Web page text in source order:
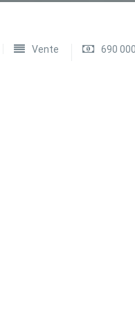
Vente 690